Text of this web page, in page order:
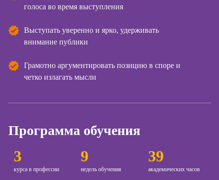
Курсы по
продвижение
рекламы
Курсы
голоса во время выступления
Выступать уверенно и ярко, удерживать
внимание публики
Грамотно аргументировать позицию в споре и
четко излагать мысли
3
курса в профессии
9
недель обучения
39
академических часов
Программа обучения